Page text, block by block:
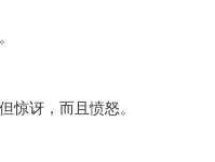
讶，而且愤怒。